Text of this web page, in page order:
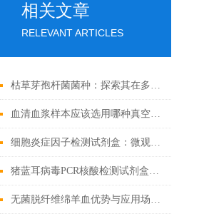
相关文章
RELEVANT ARTICLES
枯草芽孢杆菌菌种：探索其在多个领域中的实际应用
血清血浆样本应该选用哪种真空采血管收集？
细胞炎症因子检测试剂盒：微观战场里的“情报解码器”
猪蓝耳病毒PCR核酸检测试剂盒基础科普
无菌脱纤维绵羊血优势与应用场景汇总